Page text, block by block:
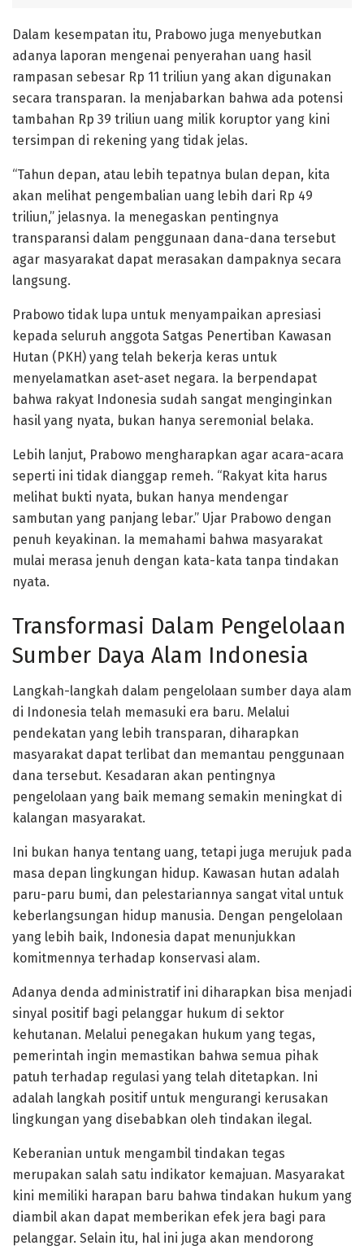
Dalam kesempatan itu, Prabowo juga menyebutkan
adanya laporan mengenai penyerahan uang hasil
rampasan sebesar Rp 11 triliun yang akan digunakan
secara transparan. Ia menjabarkan bahwa ada potensi
tambahan Rp 39 triliun uang milik koruptor yang kini
tersimpan di rekening yang tidak jelas.
“Tahun depan, atau lebih tepatnya bulan depan, kita
akan melihat pengembalian uang lebih dari Rp 49
triliun,” jelasnya. Ia menegaskan pentingnya
transparansi dalam penggunaan dana-dana tersebut
agar masyarakat dapat merasakan dampaknya secara
langsung.
Prabowo tidak lupa untuk menyampaikan apresiasi
kepada seluruh anggota Satgas Penertiban Kawasan
Hutan (PKH) yang telah bekerja keras untuk
menyelamatkan aset-aset negara. Ia berpendapat
bahwa rakyat Indonesia sudah sangat menginginkan
hasil yang nyata, bukan hanya seremonial belaka.
Lebih lanjut, Prabowo mengharapkan agar acara-acara
seperti ini tidak dianggap remeh. “Rakyat kita harus
melihat bukti nyata, bukan hanya mendengar
sambutan yang panjang lebar.” Ujar Prabowo dengan
penuh keyakinan. Ia memahami bahwa masyarakat
mulai merasa jenuh dengan kata-kata tanpa tindakan
nyata.
Transformasi Dalam Pengelolaan
Sumber Daya Alam Indonesia
Langkah-langkah dalam pengelolaan sumber daya alam
di Indonesia telah memasuki era baru. Melalui
pendekatan yang lebih transparan, diharapkan
masyarakat dapat terlibat dan memantau penggunaan
dana tersebut. Kesadaran akan pentingnya
pengelolaan yang baik memang semakin meningkat di
kalangan masyarakat.
Ini bukan hanya tentang uang, tetapi juga merujuk pada
masa depan lingkungan hidup. Kawasan hutan adalah
paru-paru bumi, dan pelestariannya sangat vital untuk
keberlangsungan hidup manusia. Dengan pengelolaan
yang lebih baik, Indonesia dapat menunjukkan
komitmennya terhadap konservasi alam.
Adanya denda administratif ini diharapkan bisa menjadi
sinyal positif bagi pelanggar hukum di sektor
kehutanan. Melalui penegakan hukum yang tegas,
pemerintah ingin memastikan bahwa semua pihak
patuh terhadap regulasi yang telah ditetapkan. Ini
adalah langkah positif untuk mengurangi kerusakan
lingkungan yang disebabkan oleh tindakan ilegal.
Keberanian untuk mengambil tindakan tegas
merupakan salah satu indikator kemajuan. Masyarakat
kini memiliki harapan baru bahwa tindakan hukum yang
diambil akan dapat memberikan efek jera bagi para
pelanggar. Selain itu, hal ini juga akan mendorong